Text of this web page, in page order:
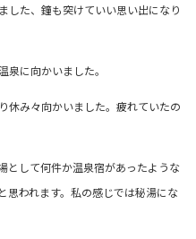
した、鐘も突けていい思い出になり
に向かいました。
休み々向かいました。疲れていたの
として何件か温泉宿があったような
思われます。私の感じでは秘湯にな